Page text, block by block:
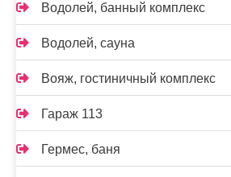
Водолей, банный комплекс
Водолей, сауна
Вояж, гостиничный комплекс
Гараж 113
Гермес, баня